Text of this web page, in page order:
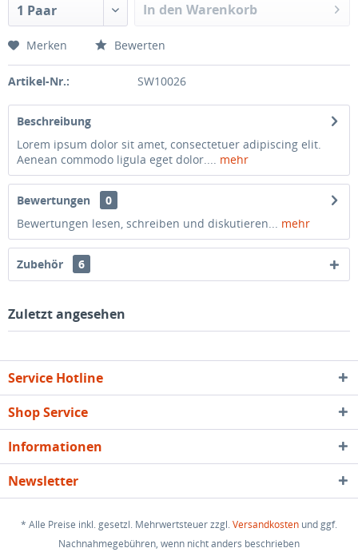
1 Paar In den Warenkorb
Merken Bewerten
Artikel-Nr.: SW10026
Beschreibung
Lorem ipsum dolor sit amet, consectetuer adipiscing elit.
Aenean commodo ligula eget dolor.... mehr
Bewertungen
0
Bewertungen lesen, schreiben und diskutieren... mehr
Zubehör 6
Zuletzt angesehen
Service Hotline
Shop Service
Informationen
Newsletter
* Alle Preise inkl. gesetzl. Mehrwertsteuer zzgl.Versandkosten und ggf.
Nachnahmegebühren, wenn nicht anders beschrieben